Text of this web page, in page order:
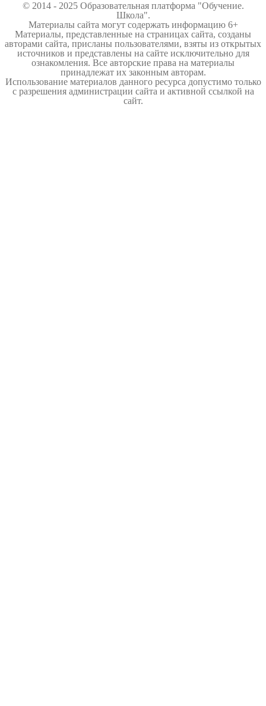
© 2014 - 2025 Образовательная платформа "Обучение.
Школа".
Материалы сайта могут содержать информацию 6+
Материалы, представленные на страницах сайта, созданы
авторами сайта, присланы пользователями, взяты из открытых
источников и представлены на сайте исключительно для
ознакомления. Все авторские права на материалы
принадлежат их законным авторам.
Использование материалов данного ресурса допустимо только
с разрешения администрации сайта и активной ссылкой на
сайт.